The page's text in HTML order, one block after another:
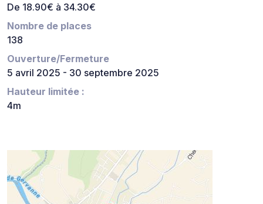
De 18.90€ à 34.30€
Nombre de places
138
Ouverture/Fermeture
5 avril 2025 - 30 septembre 2025
Hauteur limitée :
4m